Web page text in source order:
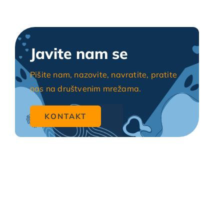
Javite nam se
Pišite nam, nazovite, navratite, pratite
nas na društvenim mrežama.
KONTAKT